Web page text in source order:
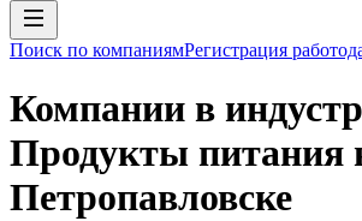
Поиск по компаниямРегистрация
Компании в
Продукты питания
Петропавловске